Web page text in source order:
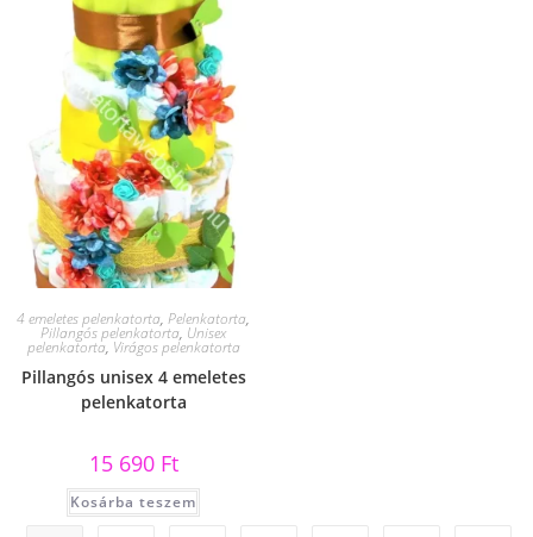
4 emeletes pelenkatorta, Pelenkatorta,
Pillangós pelenkatorta, Unisex
pelenkatorta, Virágos pelenkatorta
Pillangós unisex 4 emeletes
pelenkatorta
15 690 Ft
Kosárba teszem